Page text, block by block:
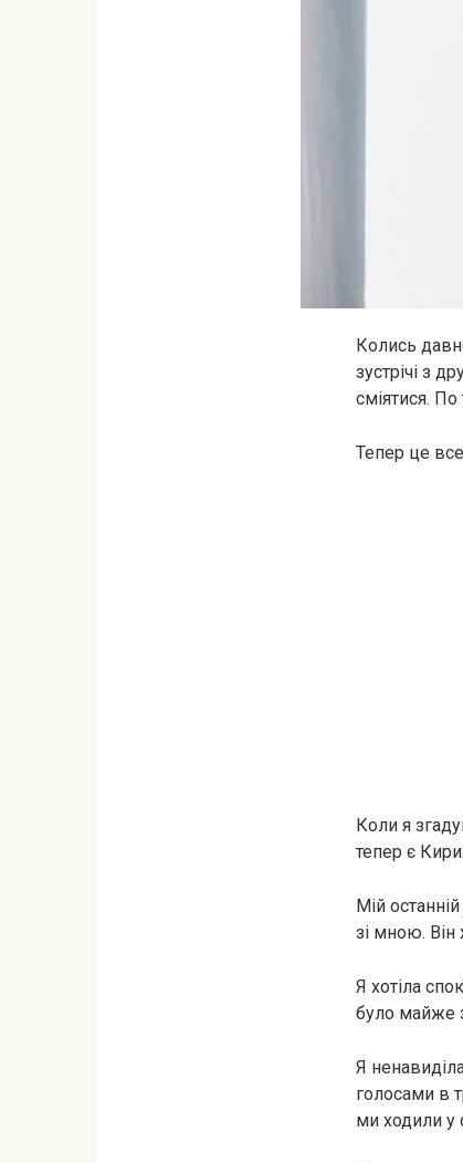
Колись
зустрічі з
сміятися.
Тепер це
Коли я
тепер є
Мій
зі мною. Він
Я хотіла
було майже
Я
голосами в
ми ходили у